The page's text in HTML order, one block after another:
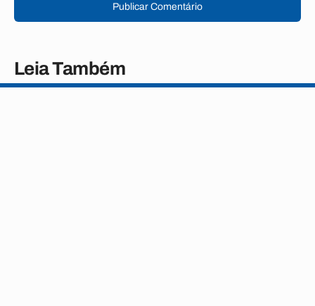
Publicar Comentário
Leia Também